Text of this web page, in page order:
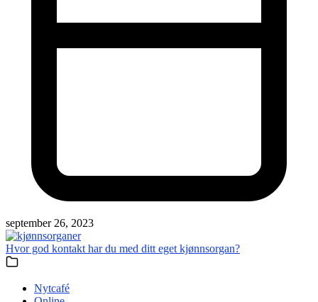
september 26, 2023
Hvor god kontakt har du med ditt eget kjønnsorgan?
Nytcafé